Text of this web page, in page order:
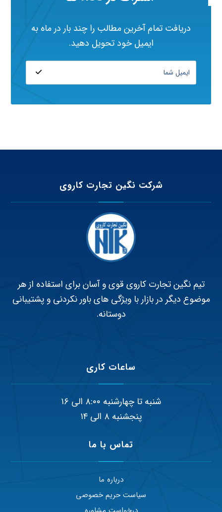
دریافت تمام آخرین مطالب را چند بار در ماه به
ایمیل خود تحویل دهید.
شرکت نگین تجارت کاروی
تیم نگین تجارت کاروی قوی و آسان برای استفاده از هر
موضوع دیگر در بازار با ویژگی های باور نکردنی و پشتیبانی
دوستانه.
ساعات کاری
شنبه تا چهارشنبه ۸:۰۰ الی ۱۶
پنجشنبه ۸ الی ۱۴
تماس با ما
درباره ما
سیاست حریم خصوصی